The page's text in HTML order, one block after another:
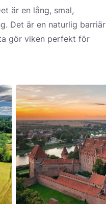
är en lång, smal,
Det är en naturlig barriär
gör viken perfekt för